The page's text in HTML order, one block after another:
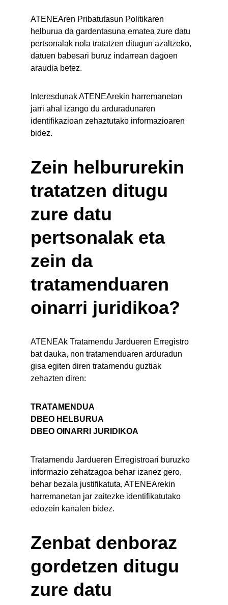
ATENEAren Pribatutasun Politikaren
helburua da gardentasuna ematea zure datu
pertsonalak nola tratatzen ditugun azaltzeko,
datuen babesari buruz indarrean dagoen
araudia betez.
Interesdunak ATENEArekin harremanetan
jarri ahal izango du arduradunaren
identifikazioan zehaztutako informazioaren
bidez.
Zein helbururekin
tratatzen ditugu
zure datu
pertsonalak eta
zein da
tratamenduaren
oinarri juridikoa?
ATENEAk Tratamendu Jardueren Erregistro
bat dauka, non tratamenduaren arduradun
gisa egiten diren tratamendu guztiak
zehazten diren:
TRATAMENDUA
DBEO HELBURUA
DBEO OINARRI JURIDIKOA
Tratamendu Jardueren Erregistroari buruzko
informazio zehatzagoa behar izanez gero,
behar bezala justifikatuta, ATENEArekin
harremanetan jar zaitezke identifikatutako
edozein kanalen bidez.
Zenbat denboraz
gordetzen ditugu
zure datu